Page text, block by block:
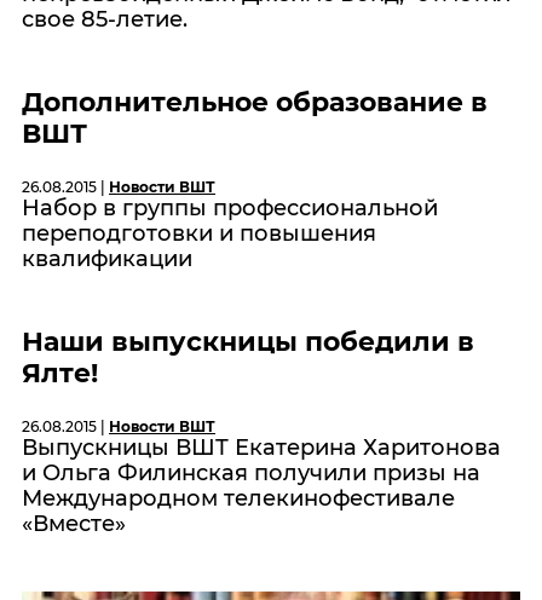
свое 85-летие.
Дополнительное образование в
ВШТ
26.08.2015 | Новости ВШТ
Набор в группы профессиональной
переподготовки и повышения
квалификации
Наши выпускницы победили в
Ялте!
26.08.2015 | Новости ВШТ
Выпускницы ВШТ Екатерина Харитонова
и Ольга Филинская получили призы на
Международном телекинофестивале
«Вместе»